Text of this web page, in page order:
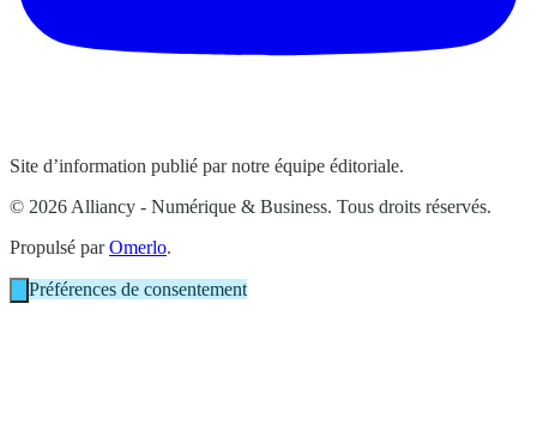
Site d’information publié par notre équipe éditoriale.
© 2026 Alliancy - Numérique & Business. Tous droits réservés.
Propulsé parOmerlo.
Préférences de consentement